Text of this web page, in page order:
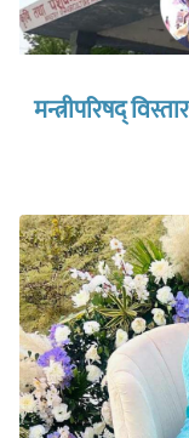
मन्त्रीपरिषद्